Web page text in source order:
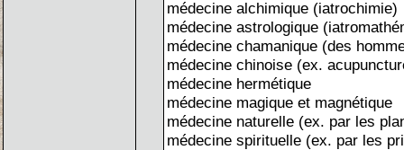
médecine alchimique (iatrochimie)
médecine astrologique
médecine chamanique (des
médecine chinoise (ex.
médecine hermétique
médecine magique et magnétique
médecine naturelle (ex. par les
médecine spirituelle (ex. par les